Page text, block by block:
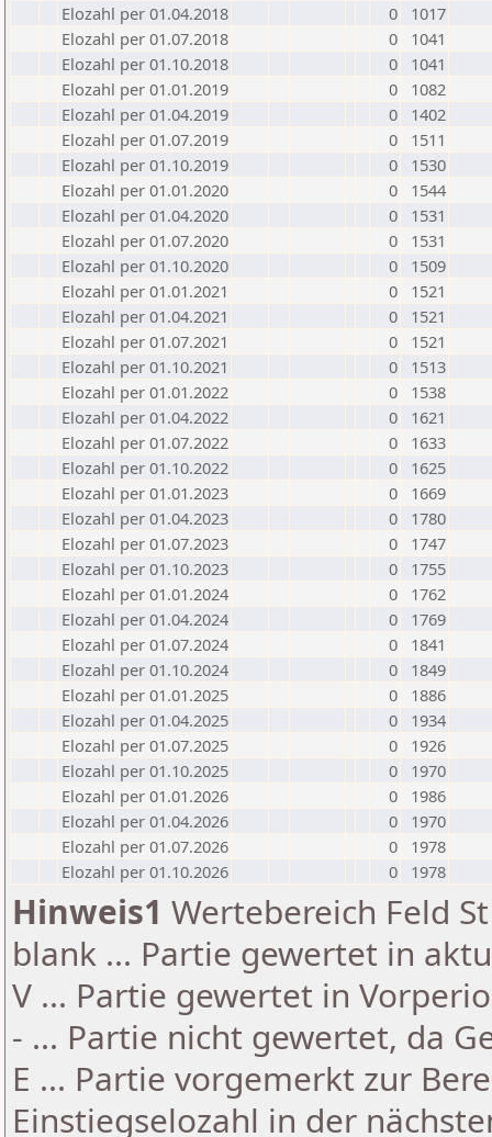
Elozahl per 01.04.2018
0
1017
Elozahl per 01.07.2018
0
1041
Elozahl per 01.10.2018
0
1041
Elozahl per 01.01.2019
0
1082
Elozahl per 01.04.2019
0
1402
Elozahl per 01.07.2019
0
1511
Elozahl per 01.10.2019
0
1530
Elozahl per 01.01.2020
0
1544
Elozahl per 01.04.2020
0
1531
Elozahl per 01.07.2020
0
1531
Elozahl per 01.10.2020
0
1509
Elozahl per 01.01.2021
0
1521
Elozahl per 01.04.2021
0
1521
Elozahl per 01.07.2021
0
1521
Elozahl per 01.10.2021
0
1513
Elozahl per 01.01.2022
0
1538
Elozahl per 01.04.2022
0
1621
Elozahl per 01.07.2022
0
1633
Elozahl per 01.10.2022
0
1625
Elozahl per 01.01.2023
0
1669
Elozahl per 01.04.2023
0
1780
Elozahl per 01.07.2023
0
1747
Elozahl per 01.10.2023
0
1755
Elozahl per 01.01.2024
0
1762
Elozahl per 01.04.2024
0
1769
Elozahl per 01.07.2024
0
1841
Elozahl per 01.10.2024
0
1849
Elozahl per 01.01.2025
0
1886
Elozahl per 01.04.2025
0
1934
Elozahl per 01.07.2025
0
1926
Elozahl per 01.10.2025
0
1970
Elozahl per 01.01.2026
0
1986
Elozahl per 01.04.2026
0
1970
Elozahl per 01.07.2026
0
1978
Elozahl per 01.10.2026
0 1978
Hinweis1 Wertebereich Feld
blank ... Partie gewertet in
V ... Partie gewertet in
- ... Partie nicht gewertet, da
E ... Partie vorgemerkt zur
Einstiegselozahl in der